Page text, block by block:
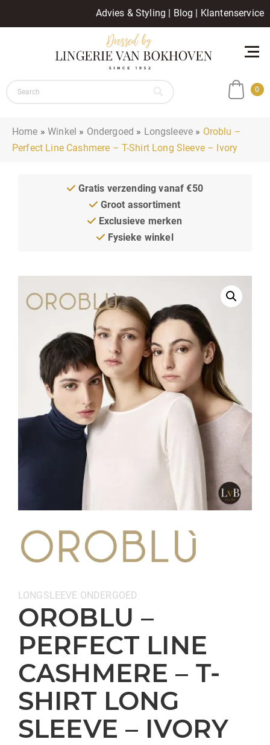
Advies & Styling | Blog | Klantenservice
0
Home »Winkel » Ondergoed » Longsleeve » Oroblu –
Perfect Line Cashmere – T-Shirt Long Sleeve – Ivory
Gratis verzending vanaf €50
Groot assortiment
Exclusieve merken
Fysieke winkel
Categorieën:
LONGSLEEVE ONDERGOED
OROBLU –
PERFECT LINE
CASHMERE – T-
SHIRT LONG
SLEEVE – IVORY